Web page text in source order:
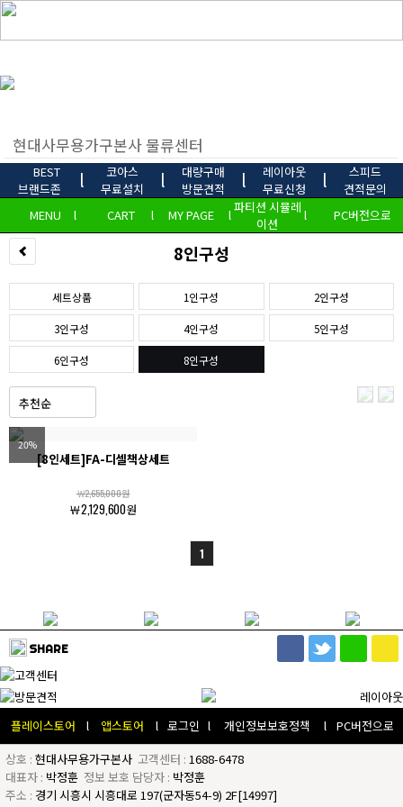
BEST
브랜드존
l
코아스
무료설치
l
대량구매
방문견적
l
레이아웃
무료신청
l
스피드
견적문의
MENU
l CART l MY PAGE l파티션 시뮬레
이션
l PC버전으로
8인구성
세트상품 1인구성 2인구성
3인구성 4인구성 5인구성
6인구성 8인구성
20%
[8인세트]FA-디셀책상세트
￦2,655,000원
￦2,129,600원
1
SHARE
플레이스토어 l 앱스토어 l 로그인 l 개인정보보호정책 l
PC버전으로
상호 : 현대사무용가구본사 고객센터 : 1688-6478
대표자 : 박정훈 정보 보호 담당자 : 박정훈
주소 : 경기 시흥시 시흥대로 197(군자동54-9) 2F[14997]